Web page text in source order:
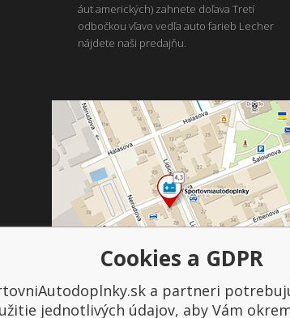
áut amerických) zahnete doľava Tretí
odbočkou vľavo vedľa auto farieb Lecher
nájdete naši predajňu.
Platba a doprava
Cookies a GDPR
a partneri
jednotlivých údajov, aby Vám